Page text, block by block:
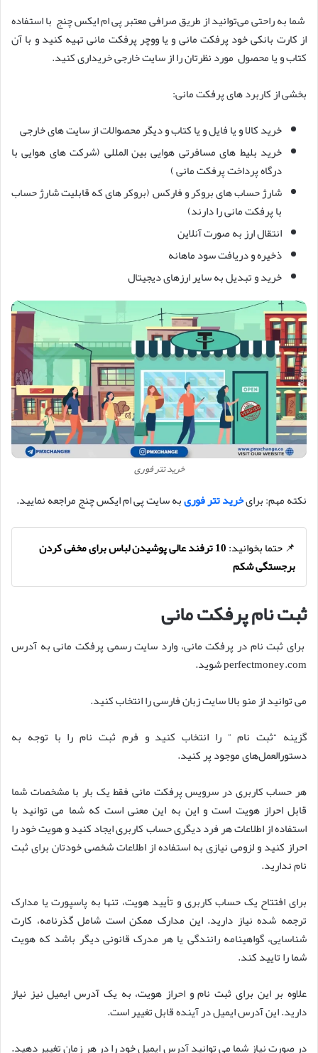
شما به راحتی می‌توانید از طریق صرافی معتبر پی ام ایکس چنج با استفاده
از کارت بانکی خود پرفکت مانی و یا ووچر پرفکت مانی تهیه کنید و با آن
کتاب و یا محصول مورد نظرتان را از سایت خارجی خریداری کنید.
بخشی از کاربرد های پرفکت مانی:
خرید کالا و یا فایل و یا کتاب و دیگر محصوالات از سایت های خارجی
خرید بلیط های مسافرتی هوایی بین المللی (شرکت های هوایی با
درگاه پرداخت پرفکت مانی )
شارژ حساب های بروکر و فارکس (بروکر های که قابلیت شارژ حساب
با پرفکت مانی را دارند)
انتقال ارز به صورت آنلاین
ذخیره و دریافت سود ماهانه
خرید و تبدیل به سایر ارزهای دیجیتال
خرید تتر فوری
نکته مهم: برایخرید تتر فوریبه سایت پی ام ایکس چنج مراجعه نمایید.
📌 حتما بخوانید:
10 ترفند عالی پوشیدن لباس برای مخفی کردن
برجستگی شکم
ثبت نام پرفکت مانی
برای ثبت نام در پرفکت مانی، وارد سایت رسمی پرفکت مانی به آدرس
perfectmoney.com شوید.
می توانید از منو بالا سایت زبان فارسی را انتخاب کنید.
گزینه “ثبت نام ” را انتخاب کنید و فرم ثبت نام را با توجه به
دستورالعمل‌های موجود پر کنید.
هر حساب کاربری در سرویس پرفکت مانی فقط یک بار با مشخصات شما
قابل احراز هویت است و این به این معنی است که شما می توانید با
استفاده از اطلاعات هر فرد دیگری حساب کاربری ایجاد کنید و هویت خود را
احراز کنید و لزومی نیازی به استفاده از اطلاعات شخصی خودتان برای ثبت
نام ندارید.
برای افتتاح یک حساب کاربری و تأیید هویت، تنها به پاسپورت یا مدارک
ترجمه شده نیاز دارید. این مدارک ممکن است شامل گذرنامه، کارت
شناسایی، گواهینامه رانندگی یا هر مدرک قانونی دیگر باشد که هویت
شما را تایید کند.
علاوه بر این برای ثبت نام و احراز هویت، به یک آدرس ایمیل نیز نیاز
دارید. این آدرس ایمیل در آینده قابل تغییر است.
در صورت نیاز شما می توانید آدرس ایمیل خود را در هر زمان تغییر دهید.